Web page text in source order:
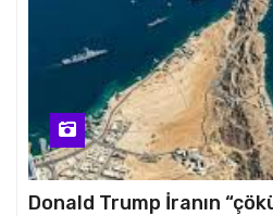
Donald Trump İranın